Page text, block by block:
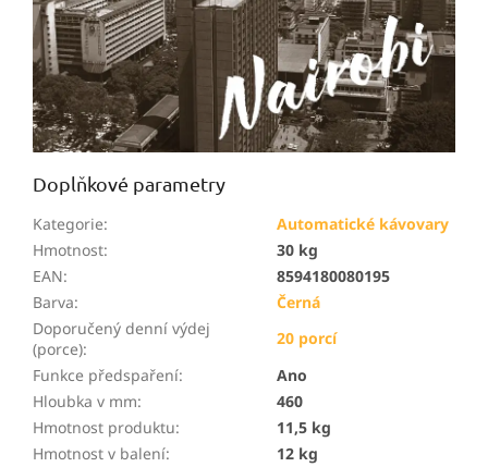
Doplňkové parametry
Kategorie:
Automatické kávovary
Hmotnost:
30 kg
EAN:
8594180080195
Barva:
Černá
Doporučený denní výdej
(porce):
20 porcí
Funkce předspaření:
Ano
Hloubka v mm:
460
Hmotnost produktu:
11,5 kg
Hmotnost v balení:
12 kg